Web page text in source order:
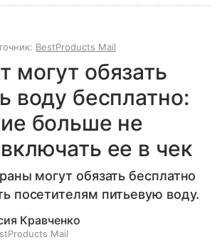
BestProducts Mail
могут обязать
воду бесплатно:
больше не
ее в чек
могут обязать бесплатно
посетителям питьевую воду.
Кравченко
Mail